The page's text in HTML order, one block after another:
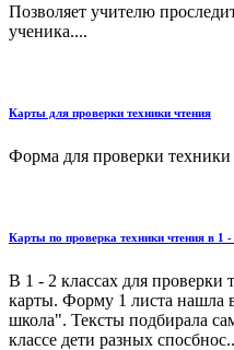
Позволяет учителю
ученика....
Карты для проверки техники чтения
Форма для проверки техники
Карты по проверка техники чтения в 1 -
В 1 - 2 классах для проверки
карты. Форму 1 листа нашла
школа". Тексты подбирала
классе дети разных